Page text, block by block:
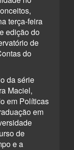
terça-feira
edição do
de
do
da série
Maciel,
em Políticas
em
de
e a